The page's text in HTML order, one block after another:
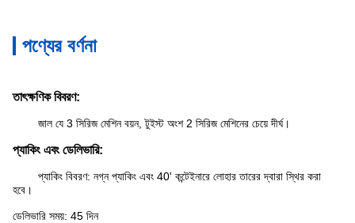
পণ্যের বর্ণনা
তাৎক্ষণিক বিবরণ:
জাল যে 3 সিরিজ মেশিন বয়ন, টুইস্ট অংশ 2 সিরিজ মেশিনের চেয়ে দীর্ঘ।
প্যাকিং এবং ডেলিভারি:
প্যাকিং বিবরণ: নগ্ন প্যাকিং এবং 40' কন্টেইনারে লোহার তারের দ্বারা স্থির করা
হবে।
ডেলিভারি সময়: 45 দিন